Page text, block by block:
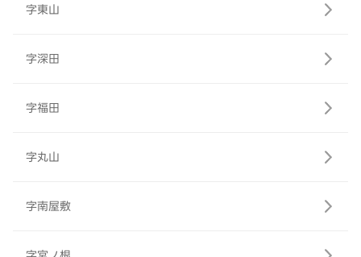
字東山
字深田
字福田
字丸山
字南屋敷